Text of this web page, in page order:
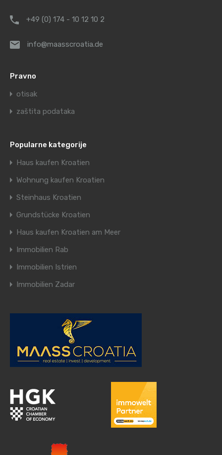
+49 (0) 174 - 10 12 10 2
info@maasscroatia.de
Pravno
otisak
zaštita podataka
Popularne kategorije
Haus kaufen Kroatien
Wohnung kaufen Kroatien
Steinhaus Kroatien
Grundstücke Kroatien
Haus kaufen Kroatien am Meer
Immobilien Rab
Immobilien Istrien
Immobilien Zadar